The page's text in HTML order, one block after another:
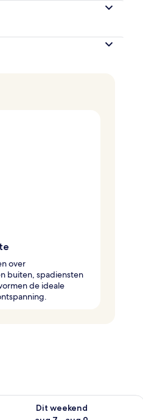
over
buiten, spadiensten
de ideale
aug 8 - aug 9
Dit weekend
controleren voor